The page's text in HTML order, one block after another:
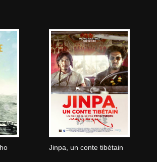
Jinpa, un conte tibétain